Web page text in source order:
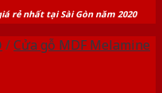
rẻ nhất tại Sài Gòn năm 2020
/Cửa gỗ MDF Melamine